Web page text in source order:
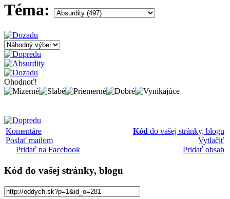
Téma:
Ohodnoť!
Komentáre
Poslať mailom
Pridať na Facebook
Kód do vašej stránky, blogu
Vytlačiť
Pridať obsah
Kód do vašej stránky, blogu